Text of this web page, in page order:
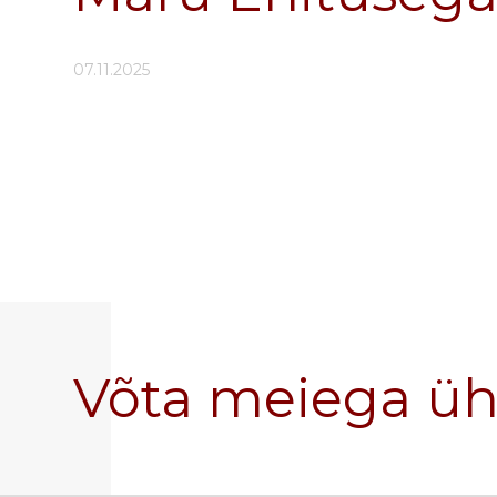
07.11.2025
Võta meiega